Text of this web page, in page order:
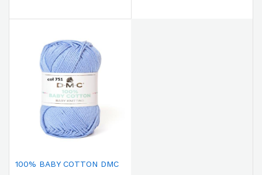
100% BABY COTTON DMC